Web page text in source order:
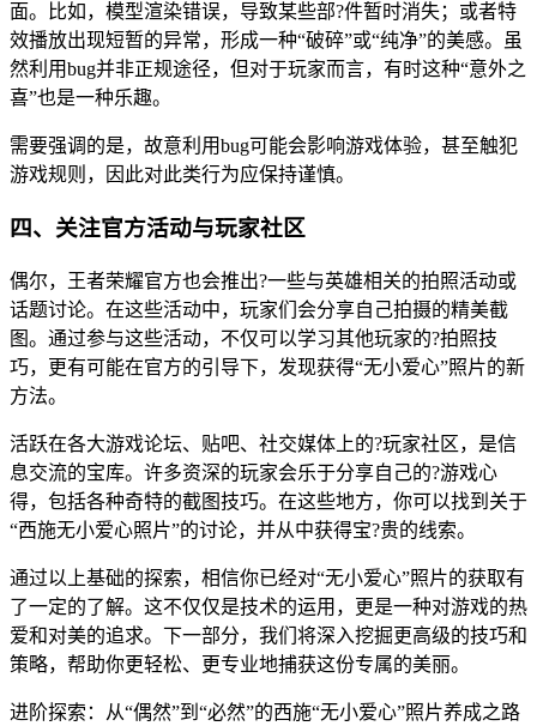
面。比如，模型渲染错误，导致某些部?件暂时消失；或者特
效播放出现短暂的异常，形成一种“破碎”或“纯净”的美感。虽
然利用bug并非正规途径，但对于玩家而言，有时这种“意外之
喜”也是一种乐趣。
需要强调的是，故意利用bug可能会影响游戏体验，甚至触犯
游戏规则，因此对此类行为应保持谨慎。
四、关注官方活动与玩家社区
偶尔，王者荣耀官方也会推出?一些与英雄相关的拍照活动或
话题讨论。在这些活动中，玩家们会分享自己拍摄的精美截
图。通过参与这些活动，不仅可以学习其他玩家的?拍照技
巧，更有可能在官方的引导下，发现获得“无小爱心”照片的新
方法。
活跃在各大游戏论坛、贴吧、社交媒体上的?玩家社区，是信
息交流的宝库。许多资深的玩家会乐于分享自己的?游戏心
得，包括各种奇特的截图技巧。在这些地方，你可以找到关于
“西施无小爱心照片”的讨论，并从中获得宝?贵的线索。
通过以上基础的探索，相信你已经对“无小爱心”照片的获取有
了一定的了解。这不仅仅是技术的运用，更是一种对游戏的热
爱和对美的追求。下一部分，我们将深入挖掘更高级的技巧和
策略，帮助你更轻松、更专业地捕获这份专属的美丽。
进阶探索：从“偶然”到“必然”的西施“无小爱心”照片养成之路